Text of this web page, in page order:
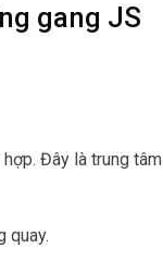
gang JS
Đây là trung tâm
quay.